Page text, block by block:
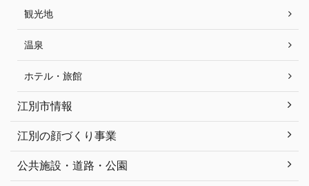
観光地
温泉
ホテル・旅館
江別市情報
江別の顔づくり事業
公共施設・道路・公園